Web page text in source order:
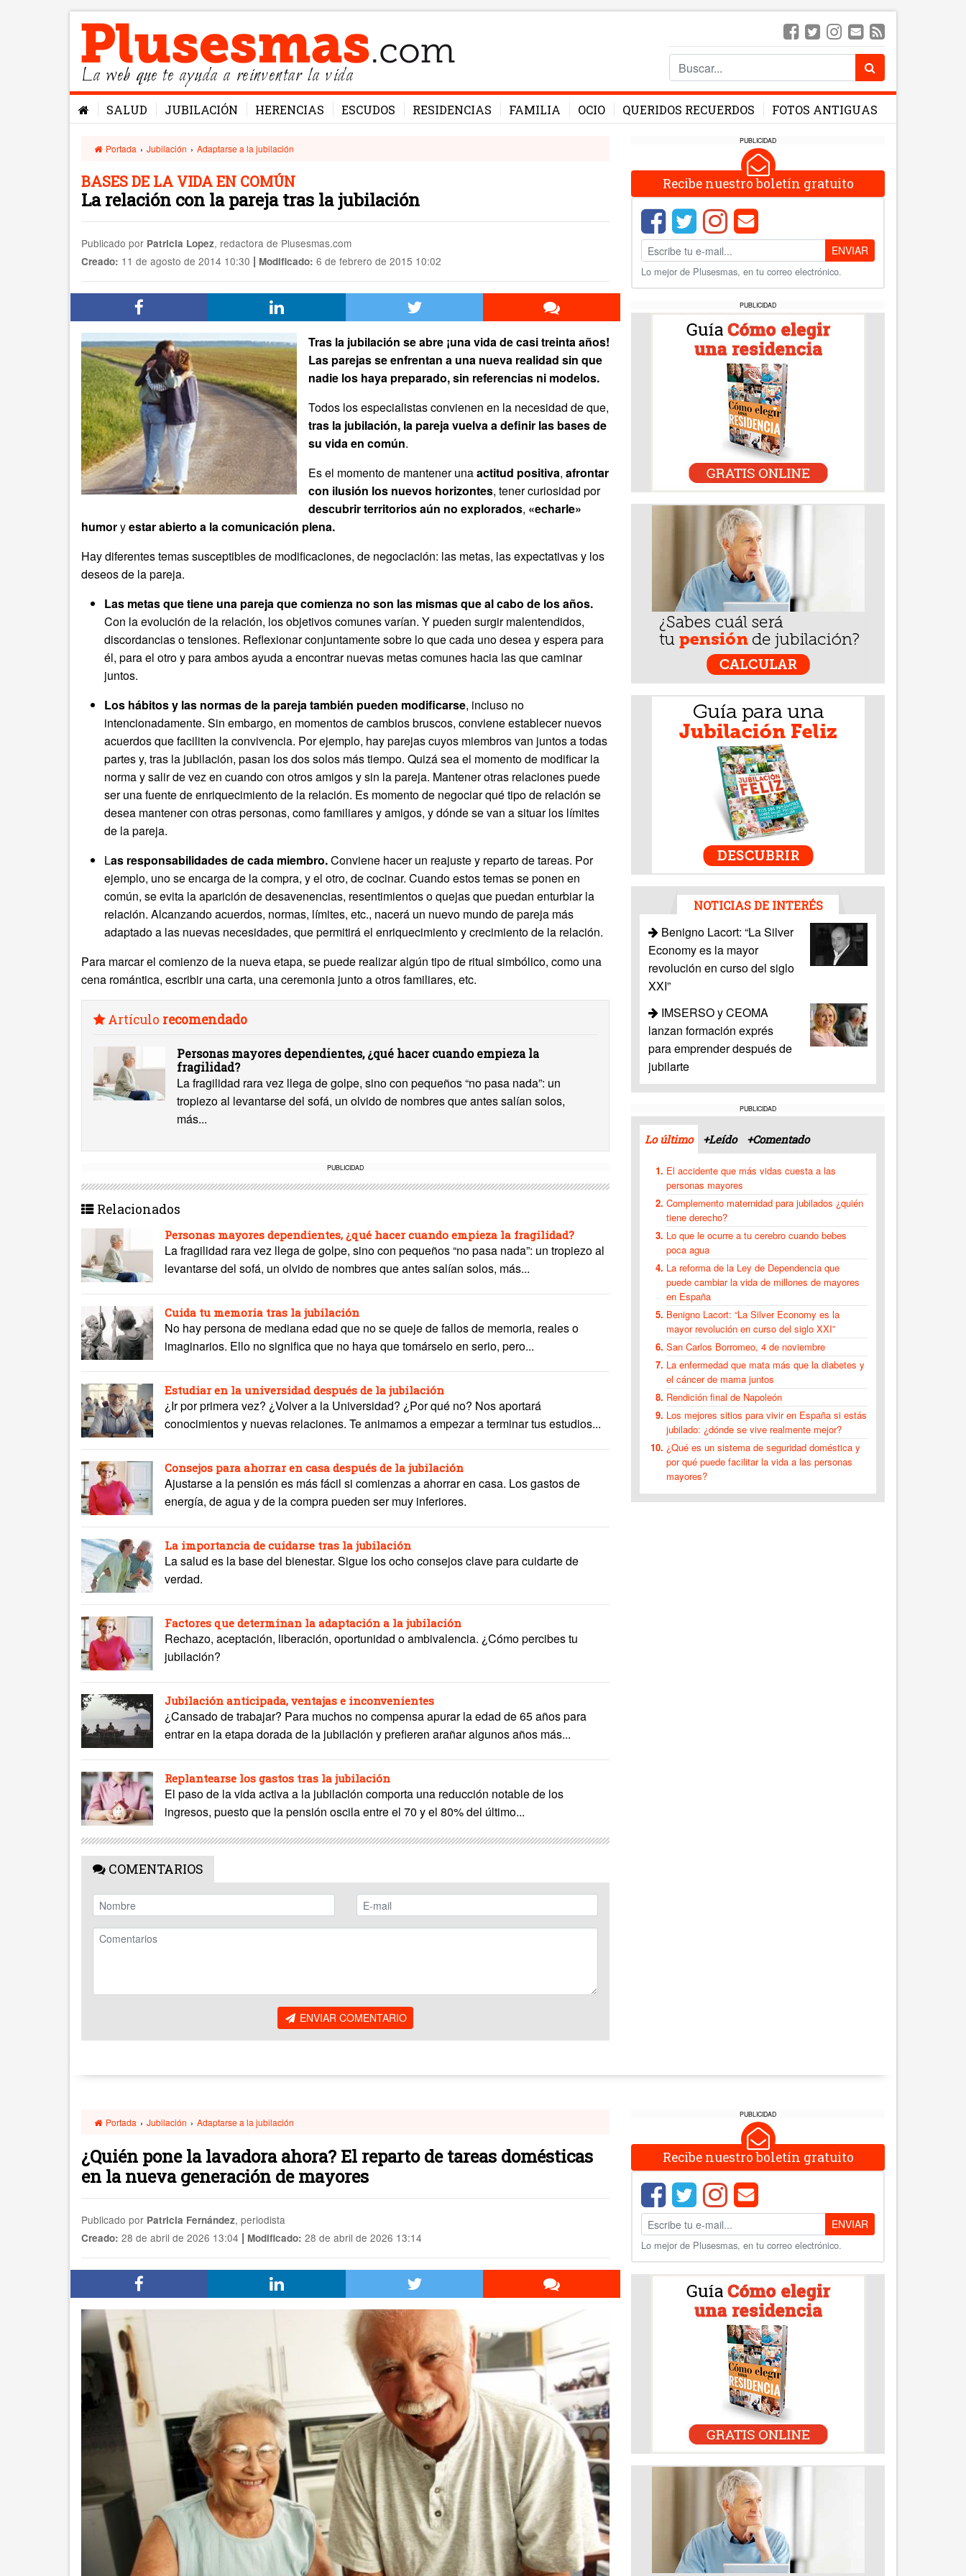
La web que te ayuda a reinventar la vida
SALUD JUBILACIÓN HERENCIAS ESCUDOS RESIDENCIAS FAMILIA OCIO QUERIDOS RECUERDOS FOTOS ANTIGUAS
Portada › Jubilación › Adaptarse a la jubilación
BASES DE LA VIDA EN COMÚN
La relación con la pareja tras la jubilación
Publicado por Patricia Lopez, redactora de Plusesmas.com
Creado: 11 de agosto de 2014 10:30 | Modificado: 6 de febrero de 2015 10:02
Tras la jubilación se abre ¡una vida de casi treinta años!
Las parejas se enfrentan a una nueva realidad sin que
nadie los haya preparado, sin referencias ni modelos.
Todos los especialistas convienen en la necesidad de que,
tras la jubilación, la pareja vuelva a definir las bases de
su vida en común.
Es el momento de mantener unaactitud positiva, afrontar
con ilusión los nuevos horizontes, tener curiosidad por
descubrir territorios aún no explorados, «echarle»
humoryestar abierto a la comunicación plena.
Hay diferentes temas susceptibles de modificaciones, de negociación: las metas, las expectativas y los
deseos de la pareja.
Las metas que tiene una pareja que comienza no son las mismas que al cabo de los años.
Con la evolución de la relación, los objetivos comunes varían. Y pueden surgir malentendidos,
discordancias o tensiones. Reflexionar conjuntamente sobre lo que cada uno desea y espera para
él, para el otro y para ambos ayuda a encontrar nuevas metas comunes hacia las que caminar
juntos.
Los hábitos y las normas de la pareja también pueden modificarse, incluso no
intencionadamente. Sin embargo, en momentos de cambios bruscos, conviene establecer nuevos
acuerdos que faciliten la convivencia. Por ejemplo, hay parejas cuyos miembros van juntos a todas
partes y, tras la jubilación, pasan los dos solos más tiempo. Quizá sea el momento de modificar la
norma y salir de vez en cuando con otros amigos y sin la pareja. Mantener otras relaciones puede
ser una fuente de enriquecimiento de la relación. Es momento de negociar qué tipo de relación se
desea mantener con otras personas, como familiares y amigos, y dónde se van a situar los límites
de la pareja.
Las responsabilidades de cada miembro.Conviene hacer un reajuste y reparto de tareas. Por
ejemplo, uno se encarga de la compra, y el otro, de cocinar. Cuando estos temas se ponen en
común, se evita la aparición de desavenencias, resentimientos o quejas que puedan enturbiar la
relación. Alcanzando acuerdos, normas, límites, etc., nacerá un nuevo mundo de pareja más
adaptado a las nuevas necesidades, que permitirá el enriquecimiento y crecimiento de la relación.
Para marcar el comienzo de la nueva etapa, se puede realizar algún tipo de ritual simbólico, como una
cena romántica, escribir una carta, una ceremonia junto a otros familiares, etc.
Artículo recomendado
Personas mayores dependientes, ¿qué hacer cuando empieza la
fragilidad?
La fragilidad rara vez llega de golpe, sino con pequeños “no pasa nada”: un
tropiezo al levantarse del sofá, un olvido de nombres que antes salían solos,
más...
PUBLICIDAD
Relacionados
Personas mayores dependientes, ¿qué hacer cuando empieza la fragilidad?
La fragilidad rara vez llega de golpe, sino con pequeños “no pasa nada”: un tropiezo al
levantarse del sofá, un olvido de nombres que antes salían solos, más...
Cuida tu memoria tras la jubilación
No hay persona de mediana edad que no se queje de fallos de memoria, reales o
imaginarios. Ello no significa que no haya que tomárselo en serio, pero...
Estudiar en la universidad después de la jubilación
¿Ir por primera vez? ¿Volver a la Universidad? ¿Por qué no? Nos aportará
conocimientos y nuevas relaciones. Te animamos a empezar a terminar tus estudios...
Consejos para ahorrar en casa después de la jubilación
Ajustarse a la pensión es más fácil si comienzas a ahorrar en casa. Los gastos de
energía, de agua y de la compra pueden ser muy inferiores.
La importancia de cuidarse tras la jubilación
La salud es la base del bienestar. Sigue los ocho consejos clave para cuidarte de
verdad.
Factores que determinan la adaptación a la jubilación
Rechazo, aceptación, liberación, oportunidad o ambivalencia. ¿Cómo percibes tu
jubilación?
Jubilación anticipada, ventajas e inconvenientes
¿Cansado de trabajar? Para muchos no compensa apurar la edad de 65 años para
entrar en la etapa dorada de la jubilación y prefieren arañar algunos años más...
Replantearse los gastos tras la jubilación
El paso de la vida activa a la jubilación comporta una reducción notable de los
ingresos, puesto que la pensión oscila entre el 70 y el 80% del último...
COMENTARIOS
ENVIAR COMENTARIO
PUBLICIDAD
Recibe nuestro boletín gratuito
ENVIAR
Lo mejor de Plusesmas, en tu correo electrónico.
PUBLICIDAD
NOTICIAS DE INTERÉS
Benigno Lacort: “La Silver
Economy es la mayor
revolución en curso del siglo
XXI”
IMSERSO y CEOMA
lanzan formación exprés
para emprender después de
jubilarte
PUBLICIDAD
Lo último +Leído +Comentado
El accidente que más vidas cuesta a las
personas mayores
Complemento maternidad para jubilados ¿quién
tiene derecho?
Lo que le ocurre a tu cerebro cuando bebes
poca agua
La reforma de la Ley de Dependencia que
puede cambiar la vida de millones de mayores
en España
Benigno Lacort: “La Silver Economy es la
mayor revolución en curso del siglo XXI”
San Carlos Borromeo, 4 de noviembre
La enfermedad que mata más que la diabetes y
el cáncer de mama juntos
Rendición final de Napoleón
Los mejores sitios para vivir en España si estás
jubilado: ¿dónde se vive realmente mejor?
¿Qué es un sistema de seguridad doméstica y
por qué puede facilitar la vida a las personas
mayores?
Portada › Jubilación › Adaptarse a la jubilación
¿Quién pone la lavadora ahora? El reparto de tareas domésticas
en la nueva generación de mayores
Publicado por Patricia Fernández, periodista
Creado: 28 de abril de 2026 13:04 | Modificado: 28 de abril de 2026 13:14
PUBLICIDAD
Recibe nuestro boletín gratuito
ENVIAR
Lo mejor de Plusesmas, en tu correo electrónico.